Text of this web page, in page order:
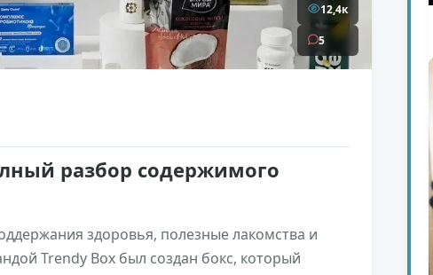
12,4к
5
разбор содержимого
здоровья, полезные лакомства и
Trendy Box был создан бокс, который